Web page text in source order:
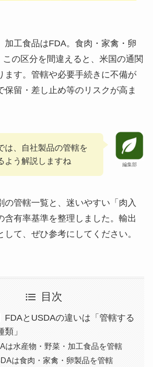
加工食品はFDA。食肉・家禽・卵
この区分を間違えると、米国の通関
ます。管轄や必要手続きに不備が
保留・差し止め等のリスクが高ま
編集部
は、自社製品の管轄を
よう解説しますね
の管轄一覧と、迷いやすい「肉入
含有率基準を整理しました。輸出
して、ぜひ参考にしてください。
目次
FDAとUSDAの違いは「管轄する
」
は水産物・野菜・加工食品を管轄
は食肉・家禽・卵製品を管轄